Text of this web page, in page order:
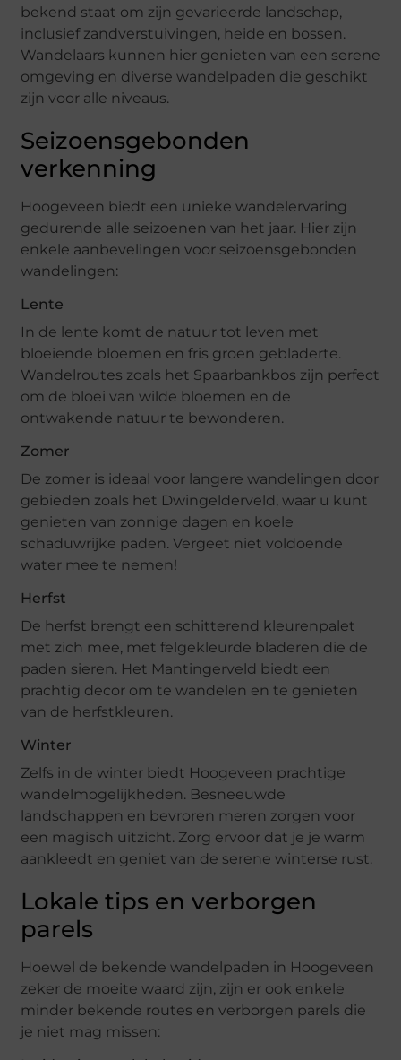
bekend staat om zijn gevarieerde landschap,
inclusief zandverstuivingen, heide en bossen.
Wandelaars kunnen hier genieten van een serene
omgeving en diverse wandelpaden die geschikt
zijn voor alle niveaus.
Seizoensgebonden
verkenning
Hoogeveen biedt een unieke wandelervaring
gedurende alle seizoenen van het jaar. Hier zijn
enkele aanbevelingen voor seizoensgebonden
wandelingen:
Lente
In de lente komt de natuur tot leven met
bloeiende bloemen en fris groen gebladerte.
Wandelroutes zoals het Spaarbankbos zijn perfect
om de bloei van wilde bloemen en de
ontwakende natuur te bewonderen.
Zomer
De zomer is ideaal voor langere wandelingen door
gebieden zoals het Dwingelderveld, waar u kunt
genieten van zonnige dagen en koele
schaduwrijke paden. Vergeet niet voldoende
water mee te nemen!
Herfst
De herfst brengt een schitterend kleurenpalet
met zich mee, met felgekleurde bladeren die de
paden sieren. Het Mantingerveld biedt een
prachtig decor om te wandelen en te genieten
van de herfstkleuren.
Winter
Zelfs in de winter biedt Hoogeveen prachtige
wandelmogelijkheden. Besneeuwde
landschappen en bevroren meren zorgen voor
een magisch uitzicht. Zorg ervoor dat je je warm
aankleedt en geniet van de serene winterse rust.
Lokale tips en verborgen
parels
Hoewel de bekende wandelpaden in Hoogeveen
zeker de moeite waard zijn, zijn er ook enkele
minder bekende routes en verborgen parels die
je niet mag missen: